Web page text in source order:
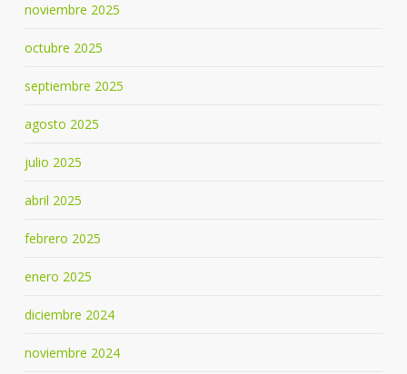
noviembre 2025
octubre 2025
septiembre 2025
agosto 2025
julio 2025
abril 2025
febrero 2025
enero 2025
diciembre 2024
noviembre 2024